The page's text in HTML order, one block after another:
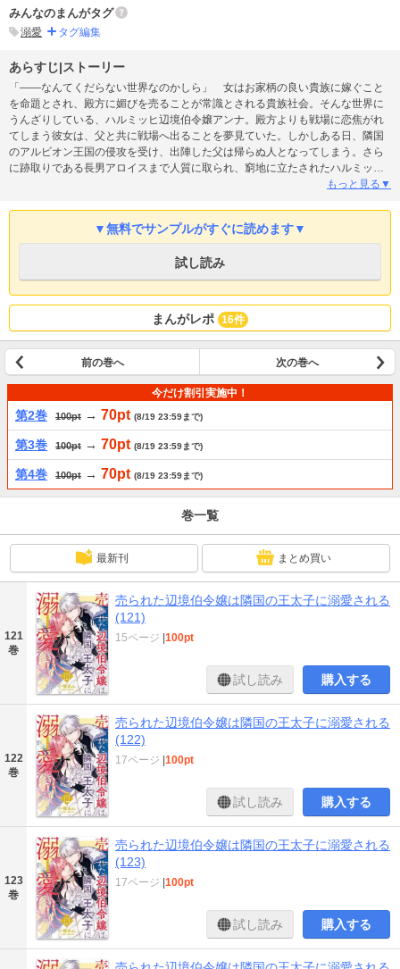
みんなのまんがタグ
溺愛 タグ編集
あらすじ|ストーリー
「――なんてくだらない世界なのかしら」 女はお家柄の良い貴族に嫁ぐこと
を命題とされ、殿方に媚びを売ることが常識とされる貴族社会。そんな世界に
うんざりしている、ハルミッヒ辺境伯令嬢アンナ。殿方よりも戦場に恋焦がれ
てしまう彼女は、父と共に戦場へ出ることを夢見ていた。しかしある日、隣国
のアルビオン王国の侵攻を受け、出陣した父は帰らぬ人となってしまう。さら
に跡取りである長男アロイスまで人質に取られ、窮地に立たされたハルミッヒ
もっと見る▼
▼無料でサンプルがすぐに読めます▼
試し読み
まんがレポ 16件
前の巻へ 次の巻へ
今だけ割引実施中！
第2巻 100pt → 70pt (8/19 23:59まで)
第3巻 100pt → 70pt (8/19 23:59まで)
第4巻 100pt → 70pt (8/19 23:59まで)
巻一覧
最新刊 まとめ買い
121
巻
売られた辺境伯令嬢は隣国の王太子に溺愛される
(121)
15ページ 100pt
試し読み 購入する
122
巻
売られた辺境伯令嬢は隣国の王太子に溺愛される
(122)
17ページ 100pt
試し読み 購入する
123
巻
売られた辺境伯令嬢は隣国の王太子に溺愛される
(123)
17ページ 100pt
試し読み 購入する